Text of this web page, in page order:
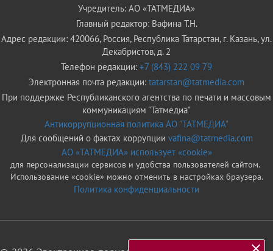
Учредитель: АО «ТАТМЕДИА»
Главный редактор: Вафина Т.Н.
Адрес редакции: 420066, Россия, Республика Татарстан, г. Казань, ул.
Декабристов, д. 2
Телефон редакции: +7 (843) 222 09 79
Электронная почта редакции: tatarstan@tatmedia.com
При поддержке Республиканского агентства по печати и массовым
коммуникациям "Татмедиа"
Антикоррупционная политика АО "ТАТМЕДИА"
Для сообщений о фактах коррупции vafina@tatmedia.com
АО «ТАТМЕДИА» использует «cookie»
для персонализации сервисов и удобства пользователей сайтом.
Использование «cookie» можно отменить в настройках браузера.
Политика конфиденциальности